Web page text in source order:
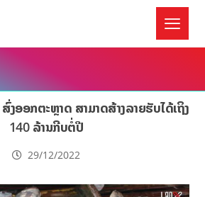
ອອກຕະຫຼາດ ສາມາດສ້າງລາຍຮັບໄດ້ເຖິງ
140 ລ້ານກີບຕໍ່ປີ
29/12/2022